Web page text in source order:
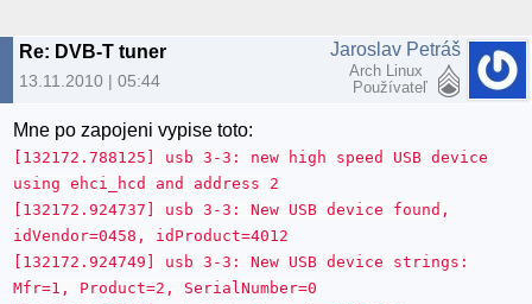
Re: DVB-T tuner
13.11.2010 | 05:44
Jaroslav Petráš
Arch Linux
Používateľ
Mne po zapojeni vypise toto:
[132172.788125] usb 3-3: new high speed USB device
using ehci_hcd and address 2
[132172.924737] usb 3-3: New USB device found,
idVendor=0458, idProduct=4012
[132172.924749] usb 3-3: New USB device strings:
Mfr=1, Product=2, SerialNumber=0